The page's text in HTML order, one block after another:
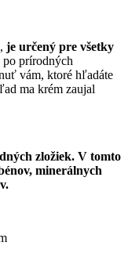
je určený pre všetky
po prírodných
vám, ktoré hľadáte
ma krém zaujal
zložiek. V tomto
minerálnych